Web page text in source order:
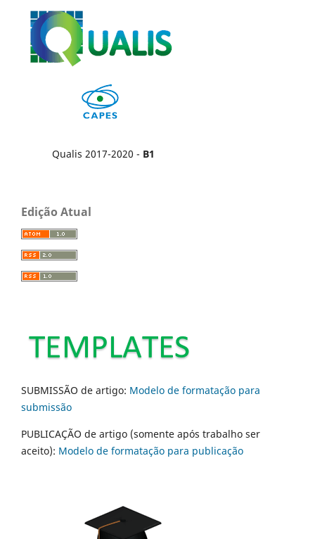
Qualis 2017-2020 - B1
Edição Atual
SUBMISSÃO de artigo: Modelo de formatação para
submissão
PUBLICAÇÃO de artigo (somente após trabalho ser
aceito): Modelo de formatação para publicação